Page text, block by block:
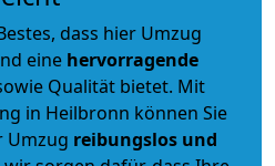
dass hier Umzug
eine hervorragende
Qualität bietet. Mit
in Heilbronn können Sie
Umzug reibungslos und